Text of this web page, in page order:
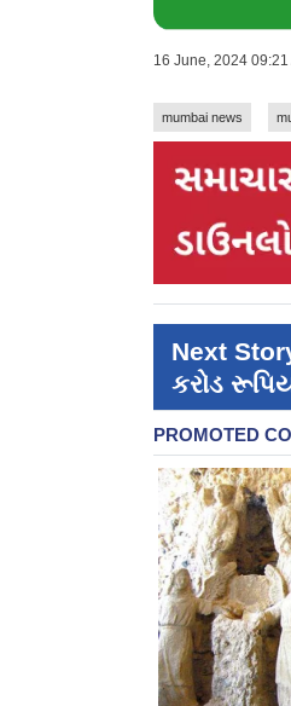
16 June, 2024
mumbai news
Next
કરોડ